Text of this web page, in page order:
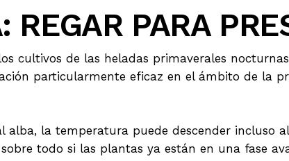
PARA
cultivos de las heladas primaverales
particularmente eficaz en el ámbito de la
alba, la temperatura puede descender incluso
todo si las plantas ya están en una fase